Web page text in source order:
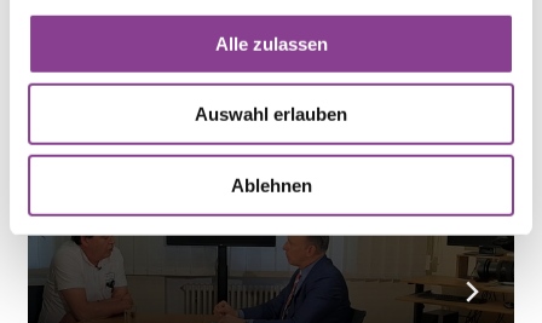
Alle zulassen
Auswahl erlauben
Ablehnen
09.04.2022
TV-"Sprechstunde" zur
Darmkrebsbehandlung